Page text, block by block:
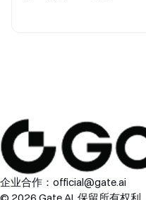
企业合作： official@gate.ai